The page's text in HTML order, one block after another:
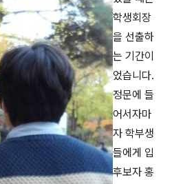
학생회장
을 선출하
는 기간이
었습니다.
정문에 들
어서자마
자 학부생
들에게 입
후보자 홍